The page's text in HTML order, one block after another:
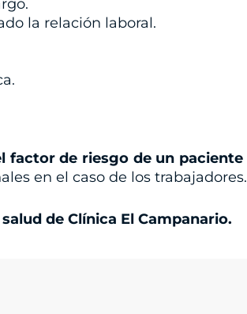
la relación laboral.
factor de riesgo de un paciente
en el caso de los trabajadores.
de Clínica El Campanario.